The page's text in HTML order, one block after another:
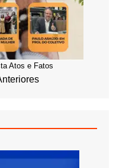
Atos e Fatos